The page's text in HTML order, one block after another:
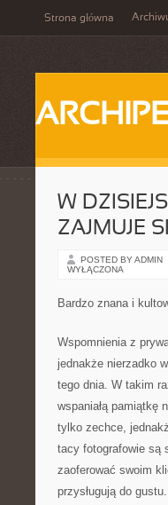
Strona główna
W
ZAJMUJE
POSTED BY ADMIN
WYŁĄCZONA
Bardzo znana i
Wspomnienia z
jednakże nierzadko
tego dnia. W takim
wspaniałą pamiątkę
tylko zechce,
tacy fotografowie są
zaoferować swoim
przysługują do